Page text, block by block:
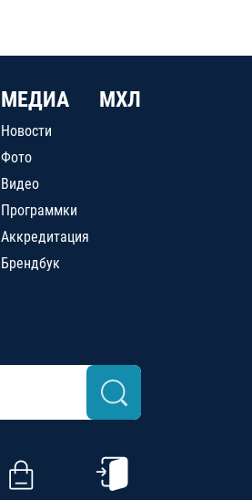
МЕДИА
Новости
Фото
Видео
Программки
Аккредитация
Брендбук
МХЛ